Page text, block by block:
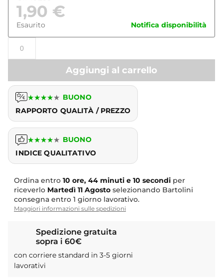
1,90 €
Esaurito Notifica disponibilità
Aggiungi al carrello
★★★★★ BUONO
RAPPORTO QUALITÀ / PREZZO
★★★★★ BUONO
INDICE QUALITATIVO
Ordina entro 10 ore, 44 minuti e 10 secondi per
riceverlo Martedì 11 Agosto selezionando Bartolini
consegna entro 1 giorno lavorativo.
Maggiori informazioni sulle spedizioni
Spedizione gratuita
sopra i 60€
con corriere standard in 3-5 giorni
lavorativi